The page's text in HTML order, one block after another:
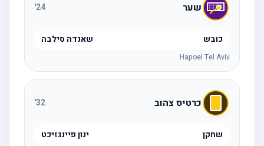
שער 24
'
כובש שאנדה סילבה
Hapoel Tel Aviv
כרטיס צהוב 32
'
שחקן ינון פיינגזיכט